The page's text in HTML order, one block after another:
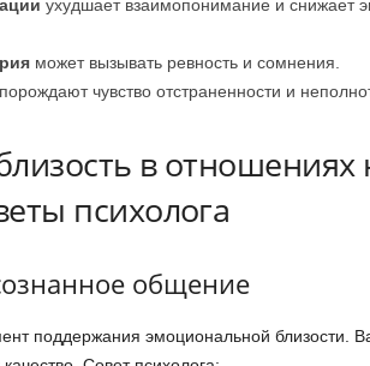
ухудшает взаимопонимание и снижает
может вызывать ревность и сомнения.
порождают чувство отстраненности и
в отношениях
психолога
общение
поддержания эмоциональной близости.